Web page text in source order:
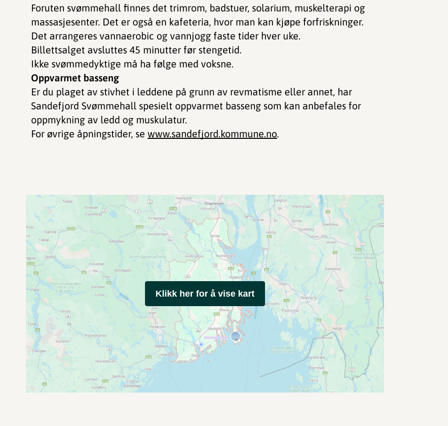
Foruten svømmehall finnes det trimrom, badstuer, solarium, muskelterapi og
massasjesenter. Det er også en kafeteria, hvor man kan kjøpe forfriskninger.
Det arrangeres vannaerobic og vannjogg faste tider hver uke.
Billettsalget avsluttes 45 minutter før stengetid.
Ikke svømmedyktige må ha følge med voksne.
Oppvarmet basseng
Er du plaget av stivhet i leddene på grunn av revmatisme eller annet, har
Sandefjord Svømmehall spesielt oppvarmet basseng som kan anbefales for
oppmykning av ledd og muskulatur.
For øvrige åpningstider, se www.sandefjord.kommune.no.
Klikk her for å vise kart